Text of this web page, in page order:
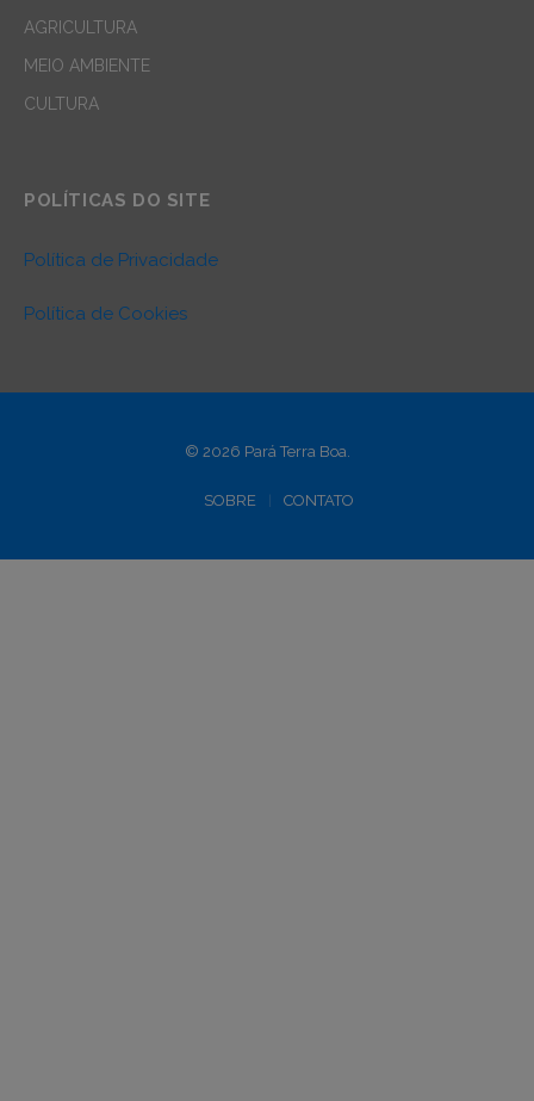
AGRICULTURA
MEIO AMBIENTE
CULTURA
POLÍTICAS DO SITE
Política de Privacidade
Política de Cookies
© 2026 Pará Terra Boa.
SOBRE CONTATO